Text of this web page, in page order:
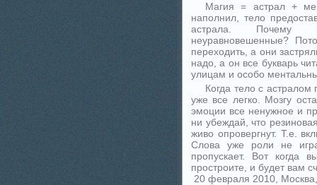
Магия = астрал +
наполнил, тело
астрала. Почему
неуравновешенные?
переходить, а они
надо, а он все букварь
улицам и особо
Когда тело с
уже все легко. Мозгу
эмоции все ненужное и
ни убеждай, что
живо опровергнут. Т.е.
Слова уже роли не
пропускает. Вот когда
простроите, и будет вам
20 февраля 2010,